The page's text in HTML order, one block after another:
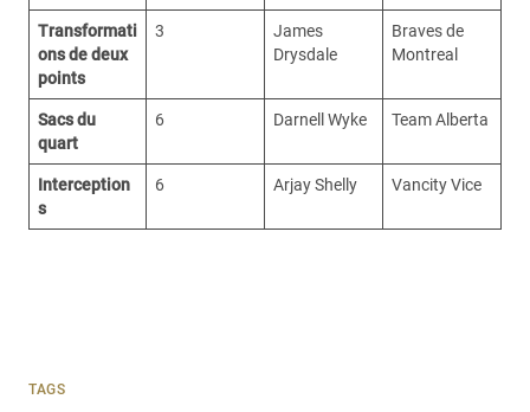
Transformati
ons de deux
points
3
James
Drysdale
Braves de
Montreal
Sacs du
quart
6 Darnell Wyke Team Alberta
Interception
s
6 Arjay Shelly Vancity Vice
TAGS